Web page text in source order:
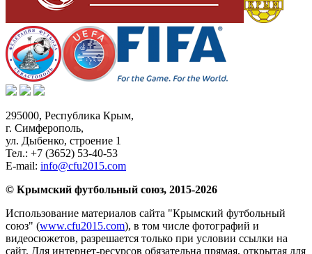
295000, Республика Крым,
г. Симферополь,
ул. Дыбенко, строение 1
Тел.: +7 (3652) 53-40-53
E-mail: info@cfu2015.com
© Крымский футбольный союз, 2015-2026
Использование материалов сайта "Крымский футбольный
союз" (www.cfu2015.com), в том числе фотографий и
видеосюжетов, разрешается только при условии ссылки на
сайт. Для интернет-ресурсов обязательна прямая, открытая для